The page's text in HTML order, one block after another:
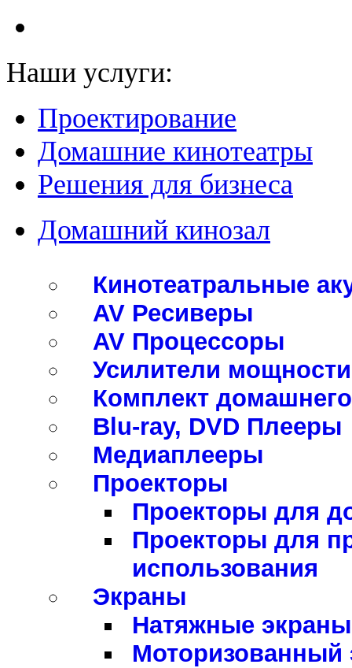
Наши услуги:
Проектирование
Домашние кинотеатры
Решения для бизнеса
Домашний кинозал
Кинотеатральные
AV Ресиверы
AV Процессоры
Усилители мощности
Комплект
Blu-ray, DVD Плееры
Медиаплееры
Проекторы
Проекторы для
Проекторы для
использования
Экраны
Натяжные
Моторизованный